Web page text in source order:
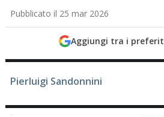
Pubblicato il 25 mar 2026
Aggiungi tra i
Pierluigi Sandonnini